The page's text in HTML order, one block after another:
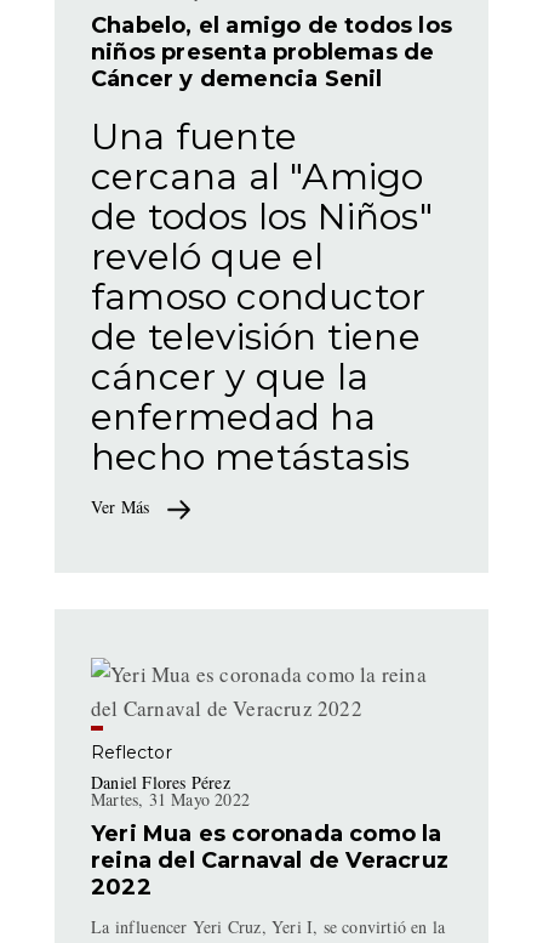
Chabelo, el amigo de todos los
niños presenta problemas de
Cáncer y demencia Senil
Una fuente
cercana al "Amigo
de todos los Niños"
reveló que el
famoso conductor
de televisión tiene
cáncer y que la
enfermedad ha
hecho metástasis
Ver Más
Reflector
Daniel Flores Pérez
Martes, 31 Mayo 2022
Yeri Mua es coronada como la
reina del Carnaval de Veracruz
2022
La influencer Yeri Cruz, Yeri I, se convirtió en la